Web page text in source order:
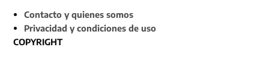
Contacto y quienes somos
Privacidad y condiciones de uso
COPYRIGHT